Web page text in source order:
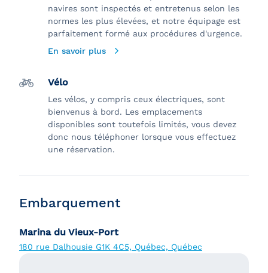
navires sont inspectés et entretenus selon les
normes les plus élevées, et notre équipage est
parfaitement formé aux procédures d'urgence.
En savoir plus
Vélo
Les vélos, y compris ceux électriques, sont
bienvenus à bord. Les emplacements
disponibles sont toutefois limités, vous devez
donc nous téléphoner lorsque vous effectuez
une réservation.
Embarquement
Marina du Vieux-Port
180 rue Dalhousie G1K 4C5, Québec, Québec